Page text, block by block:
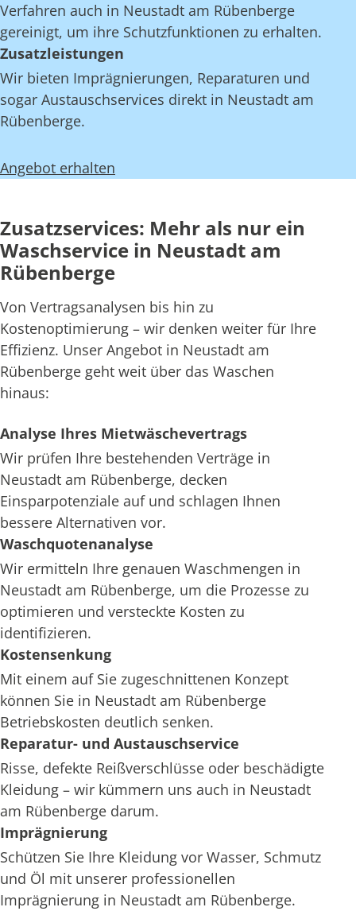
Verfahren auch in Neustadt am Rübenberge
gereinigt, um ihre Schutzfunktionen zu erhalten.
Zusatzleistungen
Wir bieten Imprägnierungen, Reparaturen und
sogar Austauschservices direkt in Neustadt am
Rübenberge.
Angebot erhalten
Zusatzservices: Mehr als nur ein
Waschservice in Neustadt am
Rübenberge
Von Vertragsanalysen bis hin zu
Kostenoptimierung – wir denken weiter für Ihre
Effizienz. Unser Angebot in Neustadt am
Rübenberge geht weit über das Waschen
hinaus:
Analyse Ihres Mietwäschevertrags
Wir prüfen Ihre bestehenden Verträge in
Neustadt am Rübenberge, decken
Einsparpotenziale auf und schlagen Ihnen
bessere Alternativen vor.
Waschquotenanalyse
Wir ermitteln Ihre genauen Waschmengen in
Neustadt am Rübenberge, um die Prozesse zu
optimieren und versteckte Kosten zu
identifizieren.
Kostensenkung
Mit einem auf Sie zugeschnittenen Konzept
können Sie in Neustadt am Rübenberge
Betriebskosten deutlich senken.
Reparatur- und Austauschservice
Risse, defekte Reißverschlüsse oder beschädigte
Kleidung – wir kümmern uns auch in Neustadt
am Rübenberge darum.
Imprägnierung
Schützen Sie Ihre Kleidung vor Wasser, Schmutz
und Öl mit unserer professionellen
Imprägnierung in Neustadt am Rübenberge.